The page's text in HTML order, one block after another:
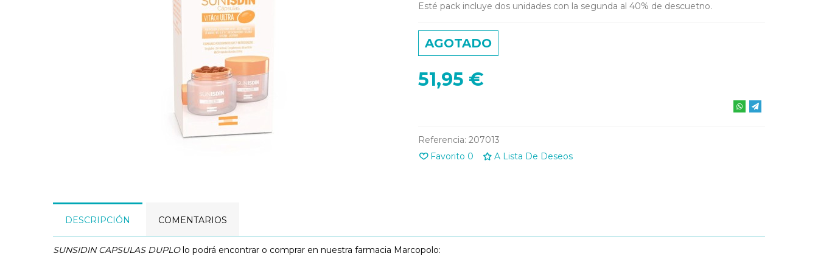
Esté pack incluye dos unidades con la segunda al 40% de descuetno.
AGOTADO
51,95 €
Referencia: 207013
Favorito 0 A Lista De Deseos
DESCRIPCIÓN COMENTARIOS
SUNSIDIN CAPSULAS DUPLOlo podrá encontrar o comprar en nuestra farmacia Marcopolo: